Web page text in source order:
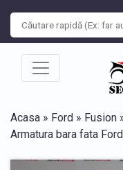
Acasa » Ford » Fusion
Armatura bara fata